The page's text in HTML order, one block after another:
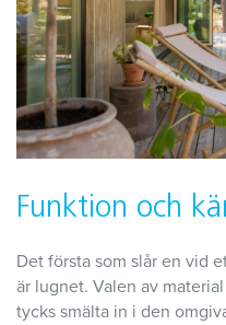
Funktion och
Det första som slår en vid
är lugnet. Valen av
tycks smälta in i den